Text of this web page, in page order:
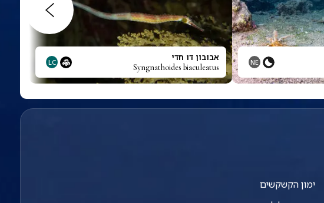
NE אבובון דו חדי
Syngnathoides biaculeatus
LC
ימון הקשקשים